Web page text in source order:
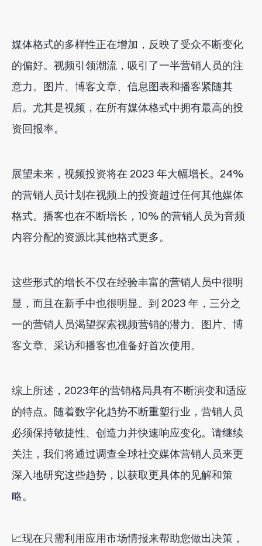
媒体格式的多样性正在增加，反映了受众不断变化
的偏好。视频引领潮流，吸引了一半营销人员的注
意力。图片、博客文章、信息图表和播客紧随其
后。尤其是视频，在所有媒体格式中拥有最高的投
资回报率。
展望未来，视频投资将在 2023 年大幅增长。24%
的营销人员计划在视频上的投资超过任何其他媒体
格式。播客也在不断增长，10% 的营销人员为音频
内容分配的资源比其他格式更多。
这些形式的增长不仅在经验丰富的营销人员中很明
显，而且在新手中也很明显。到 2023 年，三分之
一的营销人员渴望探索视频营销的潜力。图片、博
客文章、采访和播客也准备好首次使用。
综上所述，2023年的营销格局具有不断演变和适应
的特点。随着数字化趋势不断重塑行业，营销人员
必须保持敏捷性、创造力并快速响应变化。请继续
关注，我们将通过调查全球社交媒体营销人员来更
深入地研究这些趋势，以获取更具体的见解和策
略。
📈现在只需利用应用市场情报来帮助您做出决策，